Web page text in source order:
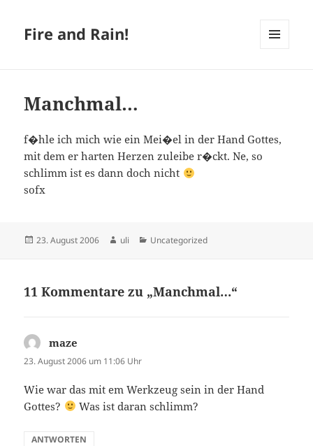
Fire and Rain!
Manchmal…
f�hle ich mich wie ein Mei�el in der Hand Gottes,
mit dem er harten Herzen zuleibe r�ckt. Ne, so
schlimm ist es dann doch nicht
sofx
Veröffentlicht
23. August 2006 Autor
uli Kategorien
Uncategorized
11 Kommentare zu „Manchmal…“
maze
23. August 2006 um 11:06 Uhr
Wie war das mit em Werkzeug sein in der Hand
Gottes?
Was ist daran schlimm?
ANTWORTEN